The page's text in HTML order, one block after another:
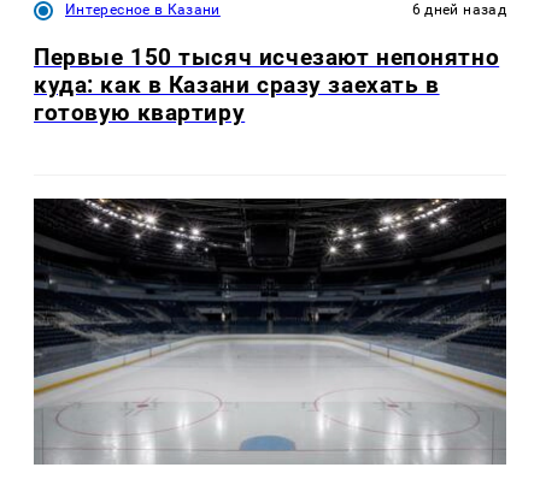
Интересное в Казани 6 дней назад
Первые 150 тысяч исчезают непонятно
куда: как в Казани сразу заехать в
готовую квартиру